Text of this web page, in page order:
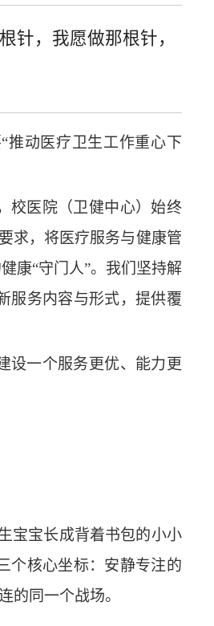
针，我愿做那根针，
推动医疗卫生工作重心下
校医院（卫健中心）始终
求，将医疗服务与健康管
康“守门人”。我们坚持解
服务内容与形式，提供覆
设一个服务更优、能力更
宝宝长成背着书包的小小
个核心坐标：安静专注的
的同一个战场。